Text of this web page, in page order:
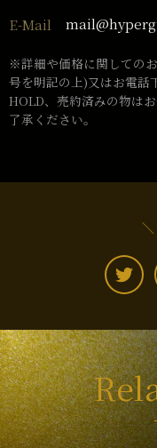
E-Mail
※詳細や価格に関しての
号を明記の上)又はお電話
HOLD、売約済みの物は
了承ください。